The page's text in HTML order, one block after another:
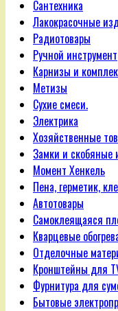
Сантехника
Лакокрасочные
Радиотовары
Ручной инструмент
Карнизы и
Метизы
Сухие смеси.
Электрика
Хозяйственные
Замки и скобяные
Момент Хенкель
Пена, герметик,
Автотовары
Самоклеящаяся
Кварцевые
Отделочные
Кронштейны для
Фурнитура для
Бытовые